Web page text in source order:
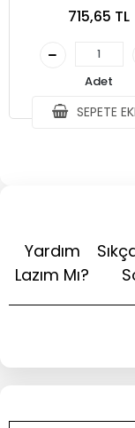
715,65 TL
Adet
SEPETE
Yardım
Lazım Mı?